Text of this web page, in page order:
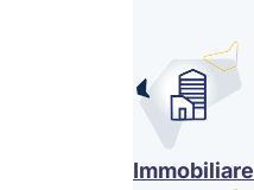
Immobiliare